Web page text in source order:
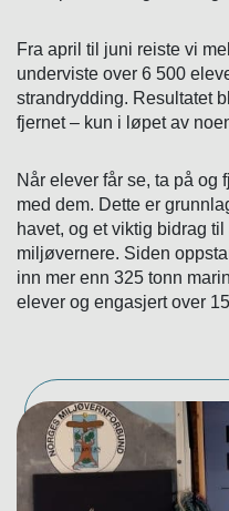
Fra april til juni reiste vi
underviste over 6 500
strandrydding. Resultatet
fjernet – kun i løpet av
Når elever får se, ta på og
med dem. Dette er
havet, og et viktig bidrag
miljøvernere. Siden
inn mer enn 325 tonn
elever og engasjert over